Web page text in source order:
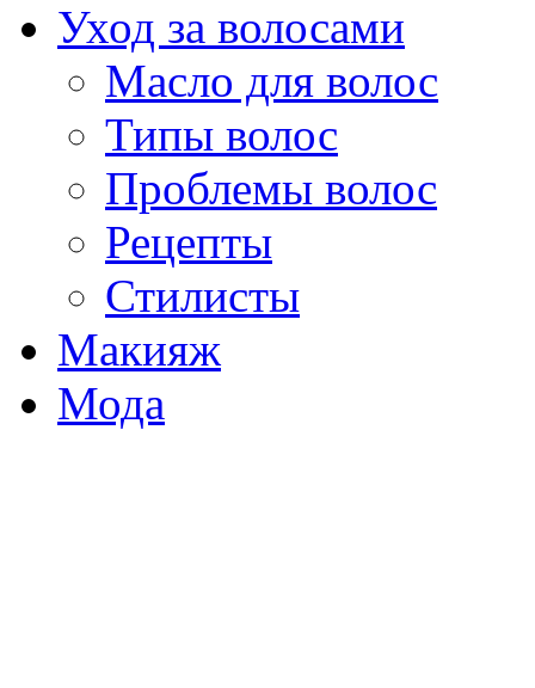
Уход за волосами
Масло для волос
Типы волос
Проблемы волос
Рецепты
Стилисты
Макияж
Мода